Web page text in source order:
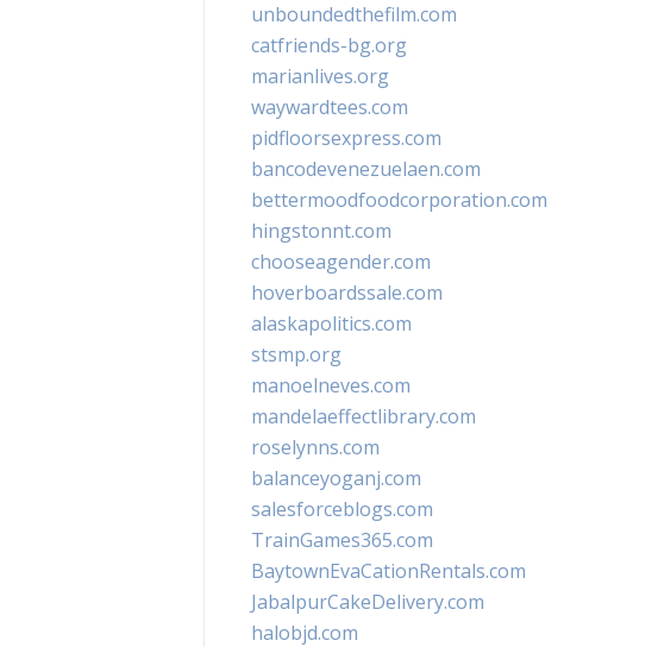
unboundedthefilm.com
catfriends-bg.org
marianlives.org
waywardtees.com
pidfloorsexpress.com
bancodevenezuelaen.com
bettermoodfoodcorporation.com
hingstonnt.com
chooseagender.com
hoverboardssale.com
alaskapolitics.com
stsmp.org
manoelneves.com
mandelaeffectlibrary.com
roselynns.com
balanceyoganj.com
salesforceblogs.com
TrainGames365.com
BaytownEvaCationRentals.com
JabalpurCakeDelivery.com
halobjd.com